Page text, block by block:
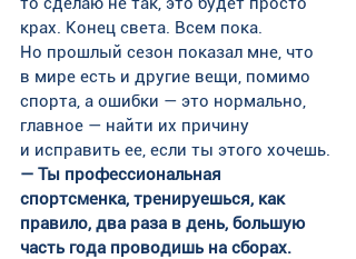
крах. Конец света. Всем пока.
Но прошлый сезон показал мне, что
в мире есть и другие вещи, помимо
спорта, а ошибки — это нормально,
главное — найти их причину
и исправить ее, если ты этого хочешь.
— Ты профессиональная
спортсменка, тренируешься, как
правило, два раза в день, большую
часть года проводишь на сборах.